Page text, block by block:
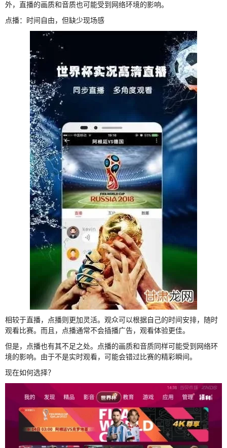
外，直播的画质和音质也可能受到网络环境的影响。
点播：时间自由，但缺少现场感
相较于直播，点播则更加灵活。观众可以根据自己的时间安排，随时
观看比赛。而且，点播通常不会插播广告，观看体验更佳。
但是，点播也有其不足之处。点播的画质和音质同样可能受到网络环
境的影响。由于不是实时观看，可能会错过比赛的精彩瞬间。
现在如何选择？